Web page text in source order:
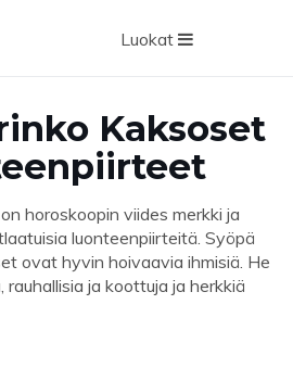
Luokat
Kaksoset
on horoskoopin viides merkki ja
luonteenpiirteitä. Syöpä
ovat hyvin hoivaavia ihmisiä. He
ja koottuja ja herkkiä